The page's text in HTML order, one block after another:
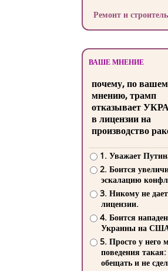
Ремонт и
ВАШЕ МНЕНИЕ
почему, по
мнению, трамп
отказывает
в лицензии на
производство
1. Уважает
2. Боится
эскалацию
3. Никому не
лицензии.
4. Боится
Украины на
5. Просто у него
поведения такая:
обещать и не